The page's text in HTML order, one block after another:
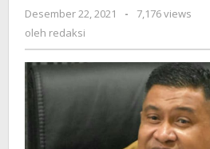
Desember 22, 2021
oleh
-
7,176 views
oleh redaksi